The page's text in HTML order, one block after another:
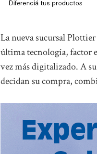
La nueva sucursal
última tecnología, factor
vez más digitalizado. A
decidan su compra,